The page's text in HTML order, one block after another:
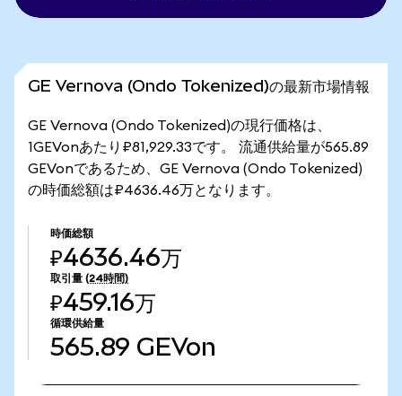
GE Vernova (Ondo Tokenized)の最新市場情報
GE Vernova (Ondo Tokenized)の現行価格は、
1GEVonあたり₽81,929.33です。 流通供給量が565.89
GEVonであるため、GE Vernova (Ondo Tokenized)
の時価総額は₽4636.46万となります。
時価総額
₽4636.46万
取引量 (24時間)
₽459.16万
循環供給量
565.89 GEVon